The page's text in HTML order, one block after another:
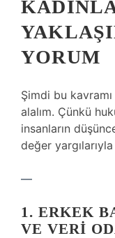
YORUM
Şimdi bu kavramı
alalım. Çünkü
insanların
değer
—
1. ERKEK
VE VERI